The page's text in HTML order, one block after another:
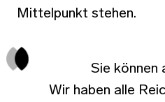
Mittelpunkt stehen.
Sie können
Wir haben alle